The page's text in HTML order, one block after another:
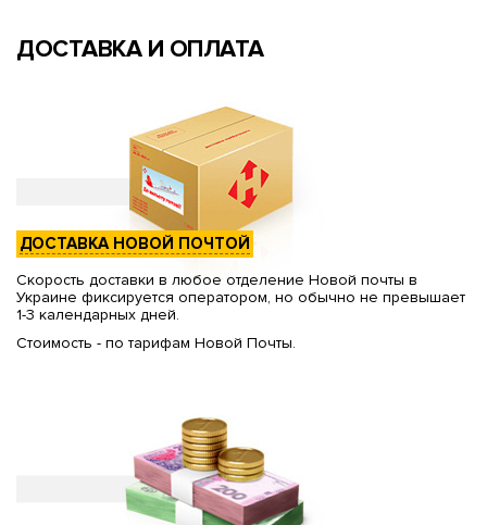
ДОСТАВКА И ОПЛАТА
ДОСТАВКА НОВОЙ ПОЧТОЙ
Скорость доставки в любое отделение Новой почты в
Украине фиксируется оператором, но обычно не превышает
1-3 календарных дней.
Стоимость - по тарифам Новой Почты.